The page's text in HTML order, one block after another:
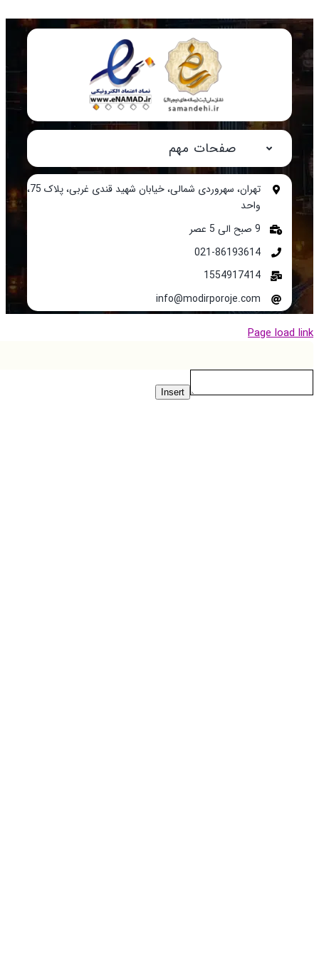
صفحات مهم
تهران، سهروردی شمالی، خیابان شهید قندی غربی، پلاک 75،
9 صبح الی 5 عصر
021-86193614
1554917414
info@modirporoje.com
Page
Insert